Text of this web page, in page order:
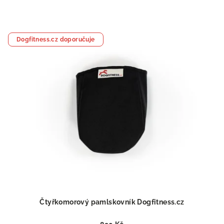
Dogfitness.cz doporučuje
Čtyřkomorový pamlskovník Dogfitness.cz